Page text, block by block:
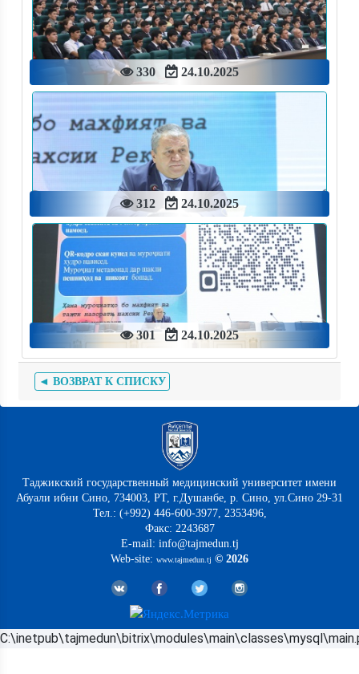
330 24.10.2025
312 24.10.2025
301 24.10.2025
◄ ВОЗВРАТ К СПИСКУ
Таджикский государственный медицинский университет имени
Абуали ибни Сино, 734003, РТ, г.Душанбе, р. Сино, ул.Сино 29-31
Тел.: (+992) 446-600-3977, 2353496,
Факс: 2243687
E-mail: info@tajmedun.tj
Web-site: www.tajmedun.tj © 2026